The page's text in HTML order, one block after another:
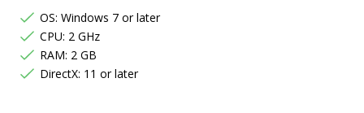
OS: Windows 7 or later
CPU: 2 GHz
RAM: 2 GB
DirectX: 11 or later